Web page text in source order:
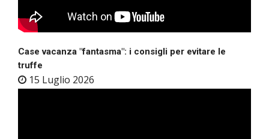
Case vacanza "fantasma": i consigli per evitare le
truffe
15 Luglio 2026